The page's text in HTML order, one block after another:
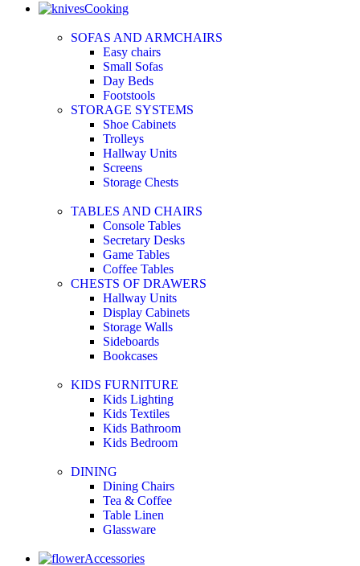
Cooking
SOFAS AND ARMCHAIRS
Easy chairs
Small Sofas
Day Beds
Footstools
STORAGE SYSTEMS
Shoe Cabinets
Trolleys
Hallway Units
Screens
Storage Chests
TABLES AND CHAIRS
Console Tables
Secretary Desks
Game Tables
Coffee Tables
CHESTS OF DRAWERS
Hallway Units
Display Cabinets
Storage Walls
Sideboards
Bookcases
KIDS FURNITURE
Kids Lighting
Kids Textiles
Kids Bathroom
Kids Bedroom
DINING
Dining Chairs
Tea & Coffee
Table Linen
Glassware
Accessories